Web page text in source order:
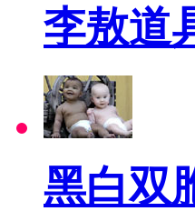
李敖道
黑白双